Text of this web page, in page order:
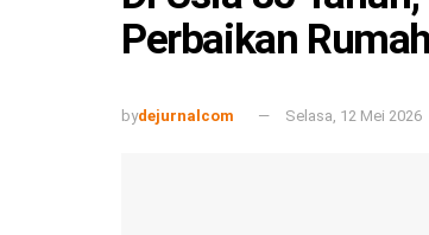
Perbaikan
bydejurnalcom Selasa, 12 Mei 2026